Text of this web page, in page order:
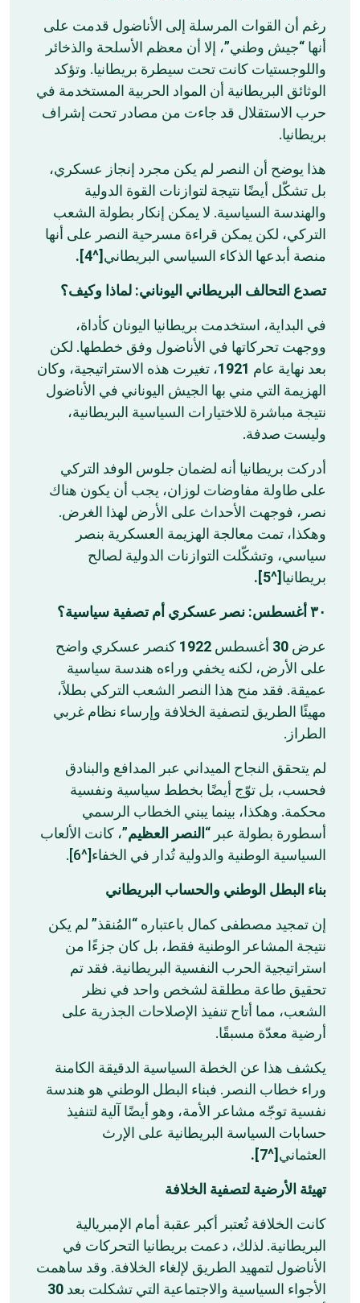
رغم أن القوات المرسلة إلى الأناضول قدمت على
أنها “جيش وطني”، إلا أن معظم الأسلحة والذخائر
واللوجستيات كانت تحت سيطرة بريطانيا. وتؤكد
الوثائق البريطانية أن المواد الحربية المستخدمة في
حرب الاستقلال قد جاءت من مصادر تحت إشراف
بريطانيا.
هذا يوضح أن النصر لم يكن مجرد إنجاز عسكري،
بل تشكّل أيضًا نتيجة لتوازنات القوة الدولية
والهندسة السياسية. لا يمكن إنكار بطولة الشعب
التركي، لكن يمكن قراءة مسرحية النصر على أنها
منصة أبدعها الذكاء السياسي البريطاني [^4].
تصدع التحالف البريطاني اليوناني: لماذا وكيف؟
في البداية، استخدمت بريطانيا اليونان كأداة،
ووجهت تحركاتها في الأناضول وفق خططها. لكن
بعد نهاية عام 1921، تغيرت هذه الاستراتيجية، وكان
الهزيمة التي مني بها الجيش اليوناني في الأناضول
نتيجة مباشرة للاختيارات السياسية البريطانية،
وليست صدفة.
أدركت بريطانيا أنه لضمان جلوس الوفد التركي
على طاولة مفاوضات لوزان، يجب أن يكون هناك
نصر، فوجهت الأحداث على الأرض لهذا الغرض.
وهكذا، تمت معالجة الهزيمة العسكرية بنصر
سياسي، وتشكّلت التوازنات الدولية لصالح
بريطانيا [^5].
٣٠ أغسطس: نصر عسكري أم تصفية سياسية؟
عرض 30 أغسطس 1922 كنصر عسكري واضح
على الأرض، لكنه يخفي وراءه هندسة سياسية
عميقة. فقد منح هذا النصر الشعب التركي بطلاً،
مهيئًا الطريق لتصفية الخلافة وإرساء نظام غربي
الطراز.
لم يتحقق النجاح الميداني عبر المدافع والبنادق
فحسب، بل توّج أيضًا بخطط سياسية ونفسية
محكمة. وهكذا، بينما يبني الخطاب الرسمي
أسطورة بطولة عبر “ النصر العظيم”، كانت الألعاب
السياسية الوطنية والدولية تُدار في الخفاء[^6].
بناء البطل الوطني والحساب البريطاني
إن تمجيد مصطفى كمال باعتباره “المُنقذ” لم يكن
نتيجة المشاعر الوطنية فقط، بل كان جزءًا من
استراتيجية الحرب النفسية البريطانية. فقد تم
تحقيق طاعة مطلقة لشخص واحد في نظر
الشعب، مما أتاح تنفيذ الإصلاحات الجذرية على
أرضية معدّة مسبقًا.
يكشف هذا عن الخطة السياسية الدقيقة الكامنة
وراء خطاب النصر. فبناء البطل الوطني هو هندسة
نفسية توجّه مشاعر الأمة، وهو أيضًا آلية لتنفيذ
حسابات السياسة البريطانية على الإرث
العثماني [^7].
تهيئة الأرضية لتصفية الخلافة
كانت الخلافة تُعتبر أكبر عقبة أمام الإمبريالية
البريطانية. لذلك، دعمت بريطانيا التحركات في
الأناضول لتمهيد الطريق لإلغاء الخلافة. وقد ساهمت
الأجواء السياسية والاجتماعية التي تشكلت بعد 30